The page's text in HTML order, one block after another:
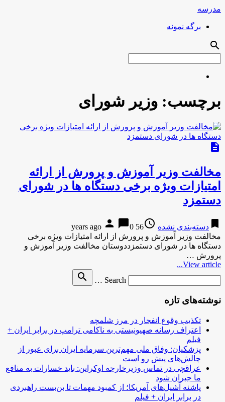
مدرسه
برگه نمونه
search
برچسب: وزیر شورای
description
مخالفت وزیر آموزش و پرورش از ارائه
امتیازات ویژه برخی دستگاه ها در شورای
دستمزد
bookmark دسته‌بندی نشده access_time
56 years ago
person chat_bubble0
مخالفت وزیر آموزش و پرورش از ارائه امتیازات ویژه برخی
دستگاه ها در شورای دستمزددوستان مخالفت وزیر آموزش و
پرورش …
View article...
Search …
search
نوشته‌های تازه
تکذیب وقوع انفجار در مرز شلمچه
اعتراف رسانه صهیونیستی به ناکامی ترامپ در برابر ایران +
فیلم
پزشکیان: وفاق ملی مهم‌ترین سرمایه ایران برای عبور از
چالش‌های پیش رو است
عراقچی در تماس وزیرخارجه اوکراین: باید خسارات به منافع
ما جبران شود
پاشنه آشیل‌های آمریکا؛ از کمبود مهمات تا بن‌بست راهبردی
در برابر ایران + فیلم